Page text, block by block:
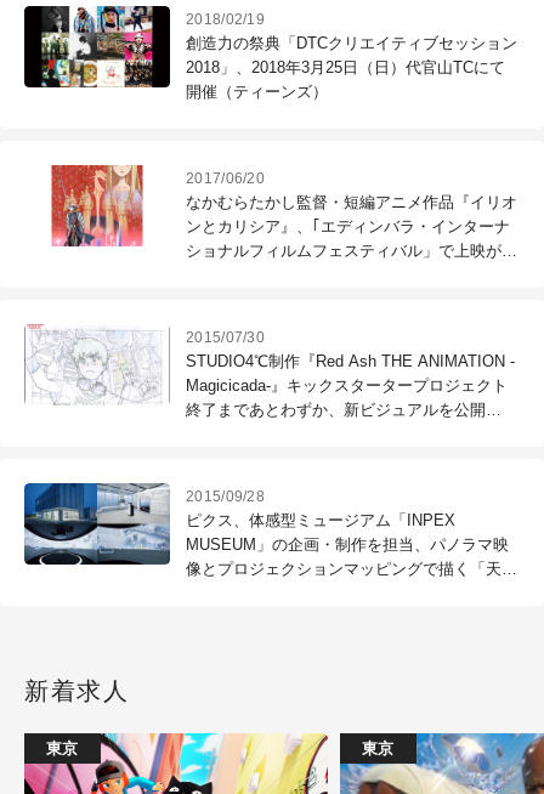
2018/02/19
創造力の祭典「DTCクリエイティブセッション
2018」、2018年3月25日（日）代官山TCにて
開催（ティーンズ）
2017/06/20
なかむらたかし監督・短編アニメ作品『イリオ
ンとカリシア』、｢エディンバラ・インターナ
ショナルフィルムフェスティバル」で上映が決
2015/07/30
STUDIO4℃制作『Red Ash THE ANIMATION -
Magicicada-』キックスタータープロジェクト
終了まであとわずか、新ビジュアルを公開
2015/09/28
ピクス、体感型ミュージアム「INPEX
MUSEUM」の企画・制作を担当、パノラマ映
像とプロジェクションマッピングで描く「天然
新着求人
東京 東京